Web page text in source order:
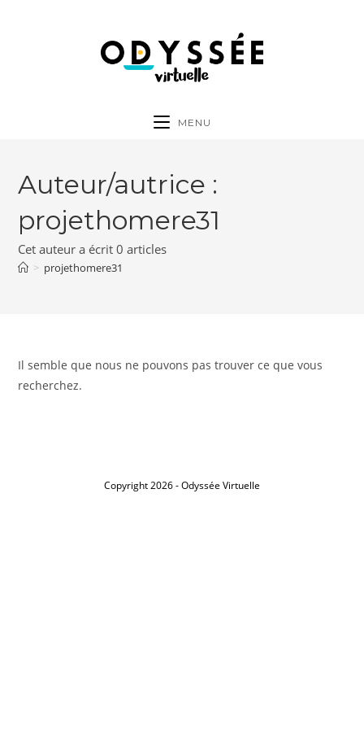
MENU
Auteur/autrice :
projethomere31
Cet auteur a écrit 0 articles
> projethomere31
Il semble que nous ne pouvons pas trouver ce que vous
recherchez.
Copyright 2026 - Odyssée Virtuelle